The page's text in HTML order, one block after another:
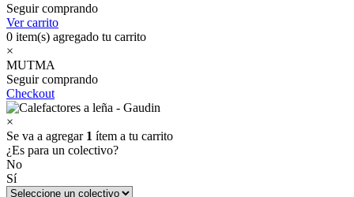
Seguir comprando
Ver carrito
0 item(s) agregado tu carrito
×
MUTMA
Seguir comprando
Checkout
×
Se va a agregar 1 ítem a tu carrito
¿Es para un colectivo?
No
Sí